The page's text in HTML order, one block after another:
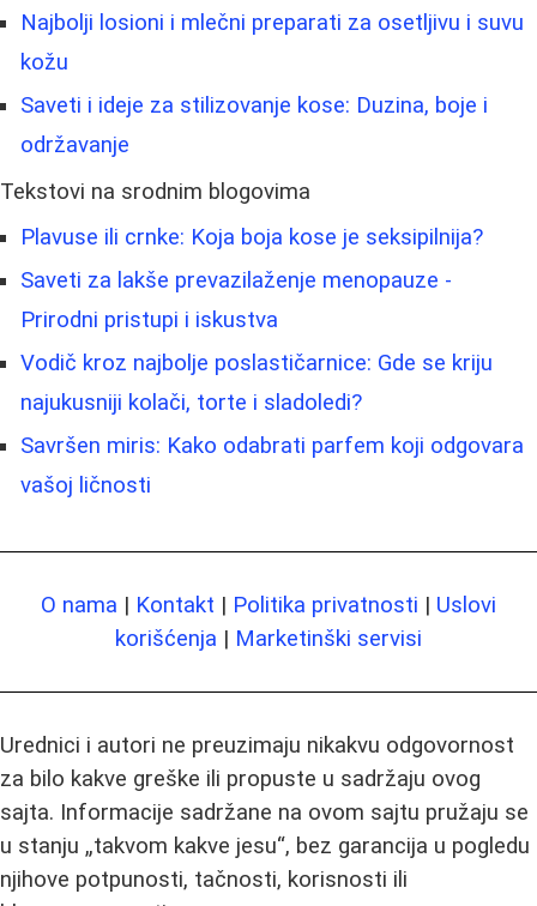
Najbolji losioni i mlečni preparati za osetljivu i suvu
kožu
Saveti i ideje za stilizovanje kose: Duzina, boje i
održavanje
Tekstovi na srodnim blogovima
Plavuse ili crnke: Koja boja kose je seksipilnija?
Saveti za lakše prevazilaženje menopauze -
Prirodni pristupi i iskustva
Vodič kroz najbolje poslastičarnice: Gde se kriju
najukusniji kolači, torte i sladoledi?
Savršen miris: Kako odabrati parfem koji odgovara
vašoj ličnosti
O nama | Kontakt | Politika privatnosti | Uslovi
korišćenja | Marketinški servisi
Urednici i autori ne preuzimaju nikakvu odgovornost
za bilo kakve greške ili propuste u sadržaju ovog
sajta. Informacije sadržane na ovom sajtu pružaju se
u stanju „takvom kakve jesu“, bez garancija u pogledu
njihove potpunosti, tačnosti, korisnosti ili